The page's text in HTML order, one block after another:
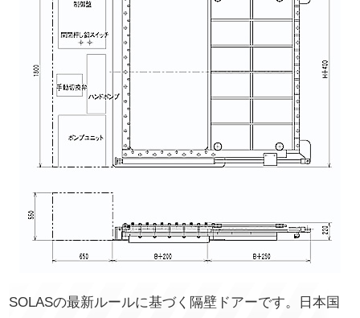
SOLASの最新ルールに基づく隔壁ドアーです。日本国